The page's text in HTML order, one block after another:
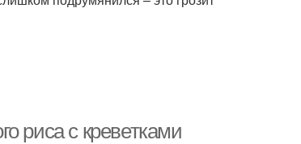
риса с креветками